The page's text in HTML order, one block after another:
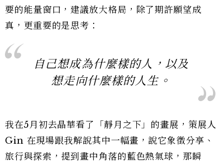
要的能量窗口，建議放大格局，除了期許願望成
真，更重要的是思考：
自己想成為什麼樣的人，以及
想走向什麼樣的人生。
我在5月初去晶華看了「靜月之下」的畫展，策展人
Gin 在現場跟我解說其中一幅畫，說它象徵分享、
旅行與探索，提到畫中角落的藍色熱氣球，那瞬